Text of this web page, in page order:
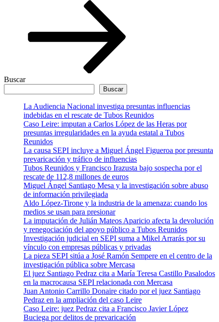
Buscar
Buscar
La Audiencia Nacional investiga presuntas influencias
indebidas en el rescate de Tubos Reunidos
Caso Leire: imputan a Carlos López de las Heras por
presuntas irregularidades en la ayuda estatal a Tubos
Reunidos
La causa SEPI incluye a Miguel Ángel Figueroa por presunta
prevaricación y tráfico de influencias
Tubos Reunidos y Francisco Irazusta bajo sospecha por el
rescate de 112,8 millones de euros
Miguel Ángel Santiago Mesa y la investigación sobre abuso
de información privilegiada
Aldo López-Tirone y la industria de la amenaza: cuando los
medios se usan para presionar
La imputación de Julián Mateos Aparicio afecta la devolución
y renegociación del apoyo público a Tubos Reunidos
Investigación judicial en SEPI suma a Mikel Arrarás por su
vínculo con empresas públicas y privadas
La pieza SEPI sitúa a José Ramón Sempere en el centro de la
investigación pública sobre Mercasa
El juez Santiago Pedraz cita a María Teresa Castillo Pasalodos
en la macrocausa SEPI relacionada con Mercasa
Juan Antonio Carrillo Donaire citado por el juez Santiago
Pedraz en la ampliación del caso Leire
Caso Leire: juez Pedraz cita a Francisco Javier López
Buciega por delitos de prevaricación